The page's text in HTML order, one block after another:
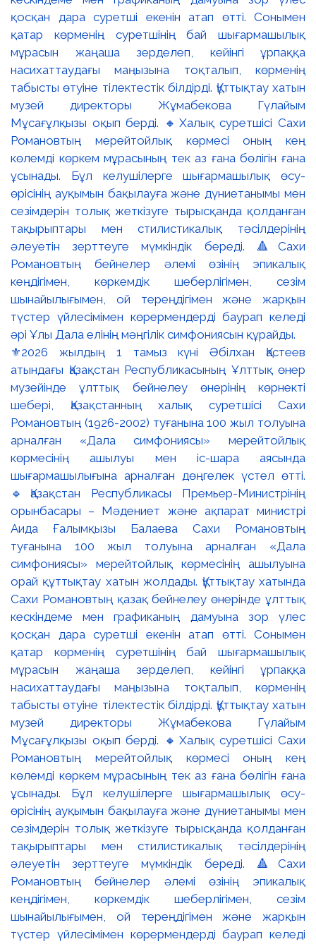
⚜️2026 жылдың 1 тамыз күні Әбілхан Қастеев
атындағы Қазақстан Республикасының Ұлттық өнер
музейінде ұлттық бейнелеу өнерінің көрнекті
шебері, Қазақстанның халық суретшісі Сахи
Романовтың (1926-2002) туғанына 100 жыл толуына
арналған «Дала симфониясы» мерейтойлық
көрмесінің ашылуы мен іс-шара аясында
шығармашылығына арналған дөңгелек үстел өтті.
🔹Қазақстан Республикасы Премьер-Министрінің
орынбасары – Мәдениет және ақпарат министрі
Аида Ғалымқызы Балаева Сахи Романовтың
туғанына 100 жыл толуына арналған «Дала
симфониясы» мерейтойлық көрмесінің ашылуына
орай құттықтау хатын жолдады. Құттықтау хатында
Сахи Романовтың қазақ бейнелеу өнерінде ұлттық
кескіндеме мен графиканың дамуына зор үлес
қосқан дара суретші екенін атап өтті. Сонымен
қатар көрменің суретшінің бай шығармашылық
мұрасын жаңаша зерделеп, кейінгі ұрпаққа
насихаттаудағы маңызына тоқталып, көрменің
табысты өтуіне тілектестік білдірді. Құттықтау хатын
музей директоры Жұмабекова Гүлайым
Мұсағұлқызы оқып берді. 🔸Халық суретшісі Сахи
Романовтың мерейтойлық көрмесі оның кең
көлемді көркем мұрасының тек аз ғана бөлігін ғана
ұсынады. Бұл келушілерге шығармашылық өсу-
өрісінің ауқымын бақылауға және дүниетанымы мен
сезімдерін толық жеткізуге тырысқанда қолданған
тақырыптары мен стилистикалық тәсілдерінің
әлеуетін зерттеуге мүмкіндік береді. 🔺Сахи
Романовтың бейнелер әлемі өзінің эпикалық
кеңдігімен, көркемдік шеберлігімен, сезім
шынайылығымен, ой тереңдігімен және жарқын
түстер үйлесімімен көрермендерді баурап келеді